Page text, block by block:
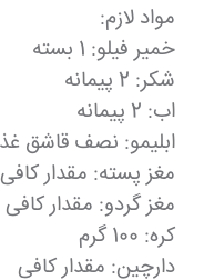
مواد لازم:
خمیر فیلو: 1 بسته
شکر: 2 پیمانه
اب: 2 پیمانه
ابلیمو: نصف قاشق
مغز پسته: مقدار کافی
مغز گردو: مقدار کافی
کره: 100 گرم
دارچین: مقدار کافی